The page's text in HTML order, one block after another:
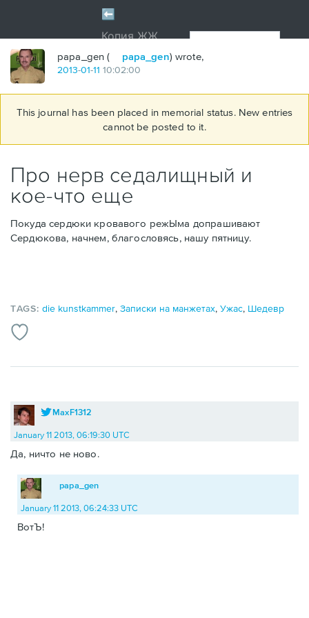
papa_gen ( papa_gen) wrote,
2013-01-11 10:02:00
This journal has been placed in memorial status. New entries
cannot be posted to it.
Про нерв седалищный и
кое-что еще
Покуда сердюки кровавого режЫма допрашивают
Сердюкова, начнем, благословясь, нашу пятницу.
TAGS:die kunstkammer,Записки на манжетах,Ужас, Шедевр
MaxF1312
January 11 2013, 06:19:30 UTC
Да, ничто не ново.
papa_gen
January 11 2013, 06:24:33 UTC
ВотЪ!